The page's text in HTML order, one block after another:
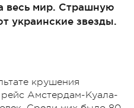
весь мир. Страшную
украинские звезды.
крушения
Амстердам-Куала-